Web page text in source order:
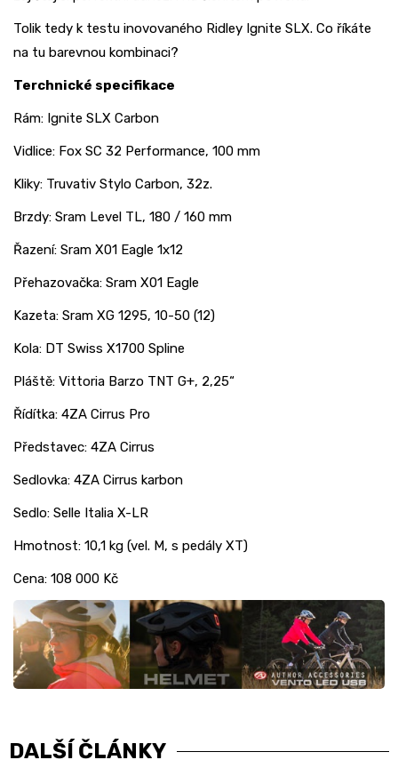
Tolik tedy k testu inovovaného Ridley Ignite SLX. Co říkáte
na tu barevnou kombinaci?
Terchnické specifikace
Rám: Ignite SLX Carbon
Vidlice: Fox SC 32 Performance, 100 mm
Kliky: Truvativ Stylo Carbon, 32z.
Brzdy: Sram Level TL, 180 / 160 mm
Řazení: Sram X01 Eagle 1x12
Přehazovačka: Sram X01 Eagle
Kazeta: Sram XG 1295, 10-50 (12)
Kola: DT Swiss X1700 Spline
Pláště: Vittoria Barzo TNT G+, 2,25“
Řídítka: 4ZA Cirrus Pro
Představec: 4ZA Cirrus
Sedlovka: 4ZA Cirrus karbon
Sedlo: Selle Italia X-LR
Hmotnost: 10,1 kg (vel. M, s pedály XT)
Cena: 108 000 Kč
DALŠÍ ČLÁNKY